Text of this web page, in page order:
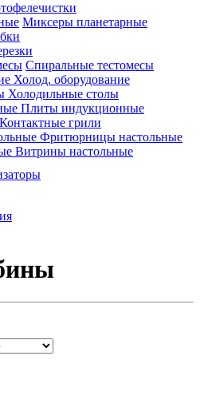
Миксеры планетарные
Спиральные тестомесы
Холод. оборудование
Холодильные столы
Плиты индукционные
Контактные грили
Фритюрницы настольные
Витрины настольные